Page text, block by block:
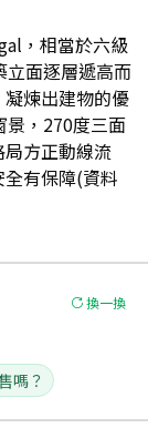
，相當於六級
立面逐層遞高而
煉出建物的優
景，270度三面
方正動線流
有保障(資料
換一換
嗎？